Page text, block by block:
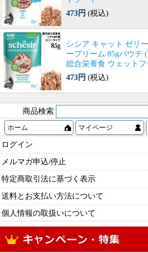
473円 (税込)
シシア キャット ゼリ
ーブリーム 85gパウチ
総合栄養食 ウェットフ
473円 (税込)
商品検索
ホーム マイページ
ログイン
メルマガ申込/停止
特定商取引法に基づく表示
送料とお支払い方法について
個人情報の取扱いについて